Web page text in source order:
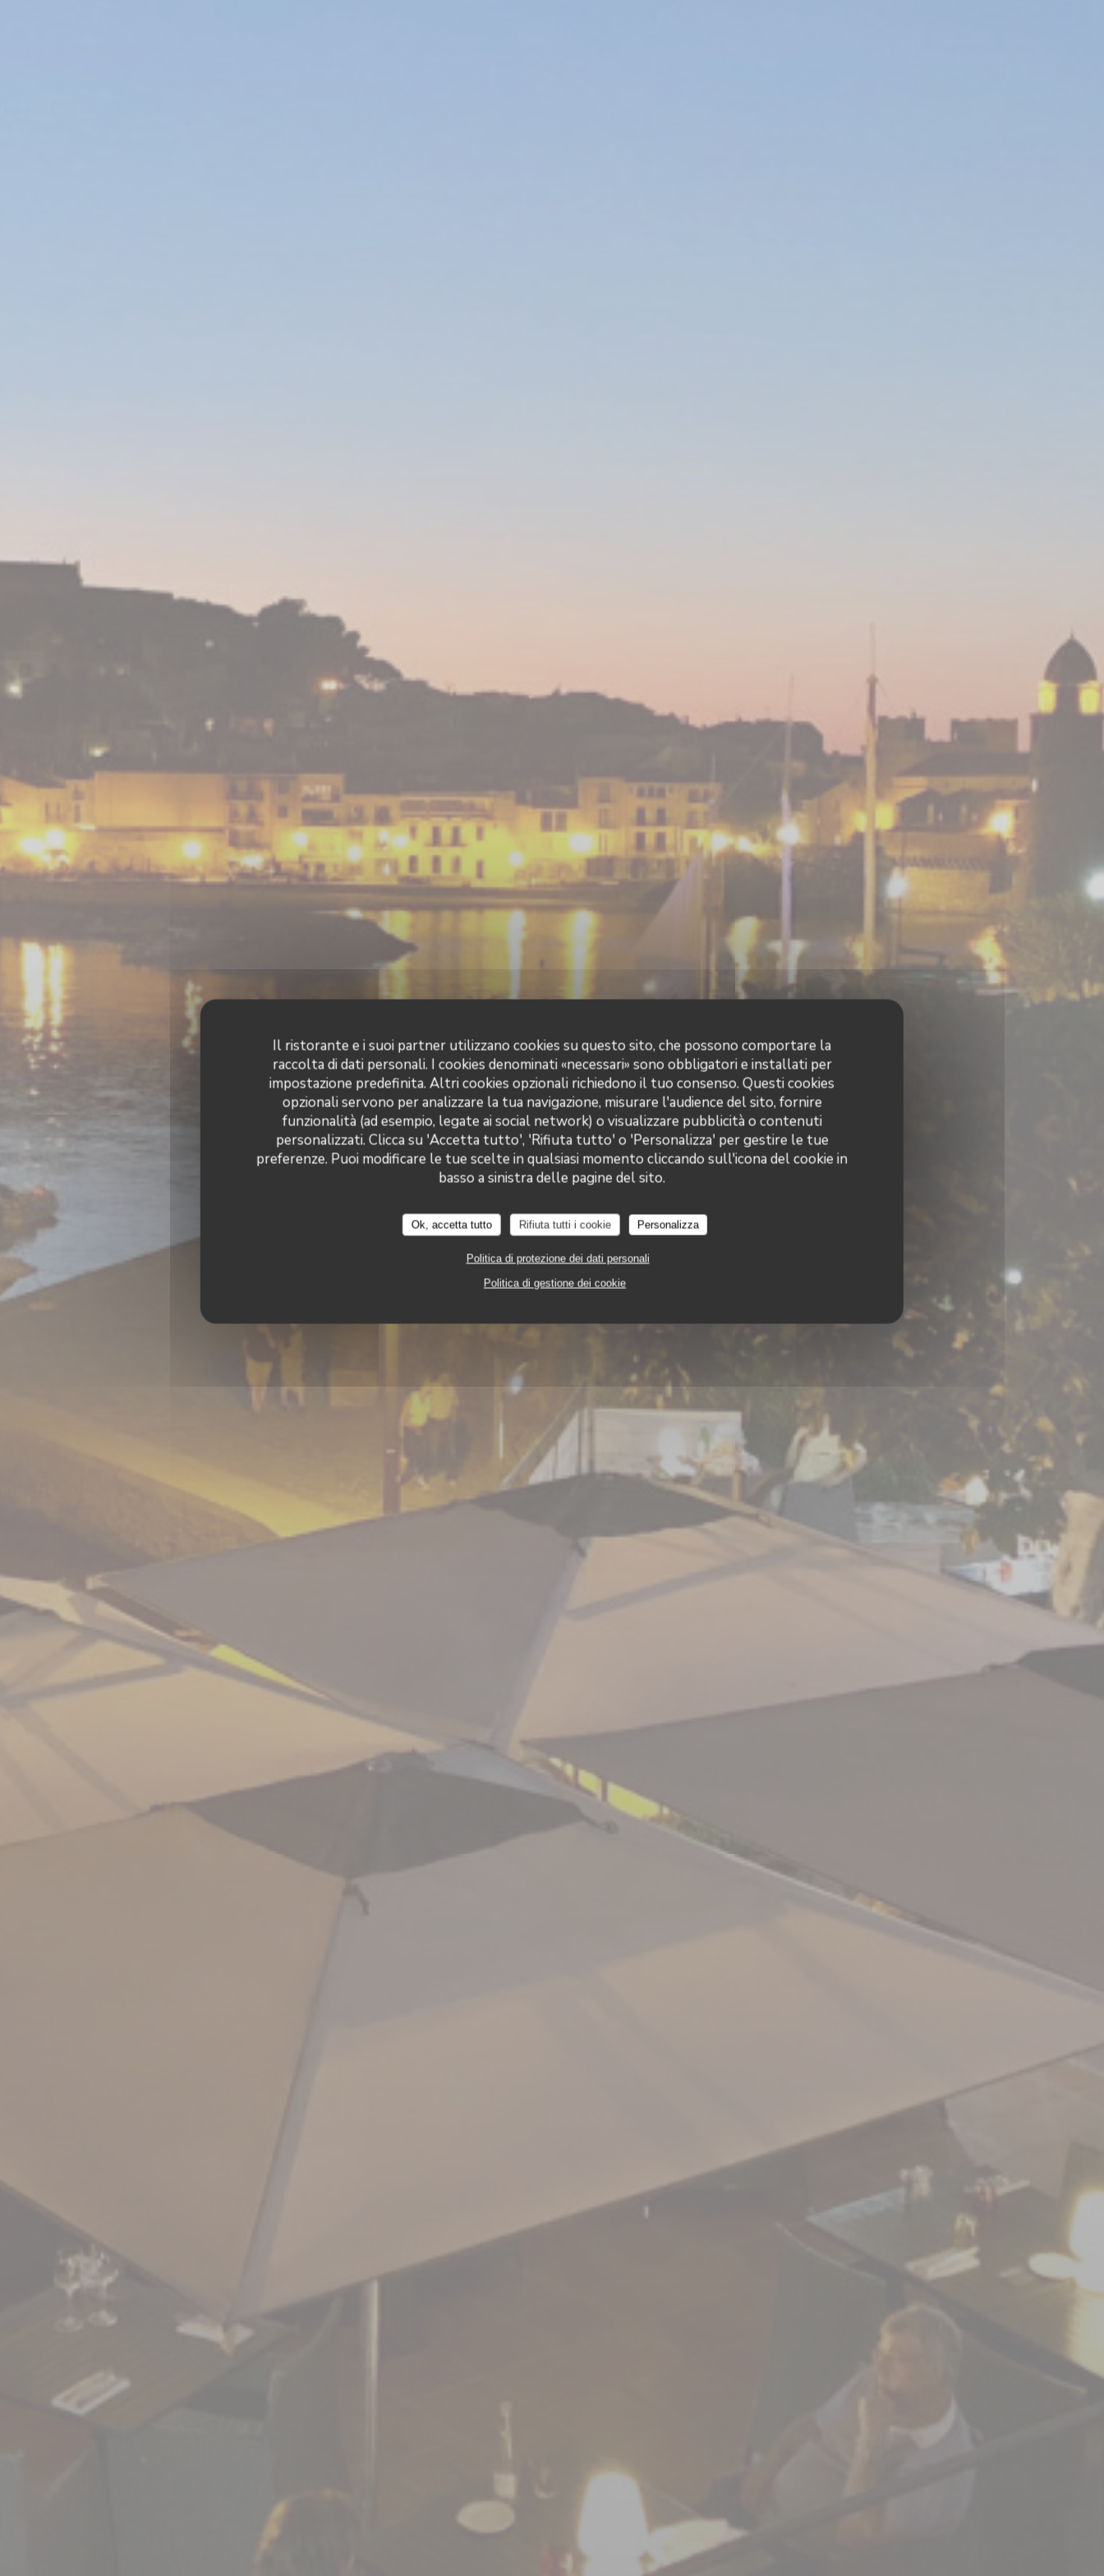
Il ristorante e i suoi partner utilizzano cookies su questo sito, che possono comportare la
raccolta di dati personali. I cookies denominati «necessari» sono obbligatori e installati per
impostazione predefinita. Altri cookies opzionali richiedono il tuo consenso. Questi cookies
opzionali servono per analizzare la tua navigazione, misurare l'audience del sito, fornire
funzionalità (ad esempio, legate ai social network) o visualizzare pubblicità o contenuti
personalizzati. Clicca su 'Accetta tutto', 'Rifiuta tutto' o 'Personalizza' per gestire le tue
preferenze. Puoi modificare le tue scelte in qualsiasi momento cliccando sull'icona del cookie in
basso a sinistra delle pagine del sito.
Ok, accetta tutto Rifiuta tutti i cookie Personalizza
Politica di protezione dei dati personali
Politica di gestione dei cookie
Le Neptune
9 ROUTE DE PORT VENDRES 66190 COLLIOURE
Le Neptune